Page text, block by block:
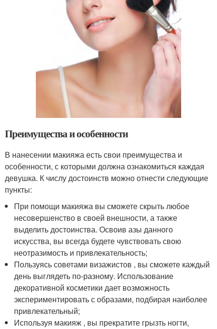
Преимущества и особенности
В нанесении макияжа есть свои преимущества и
особенности, с которыми должна ознакомиться каждая
девушка. К числу достоинств можно отнести следующие
пункты:
При помощи макияжа вы сможете скрыть любое
несовершенство в своей внешности, а также
выделить достоинства. Освоив азы данного
искусства, вы всегда будете чувствовать свою
неотразимость и привлекательность;
Пользуясь советами визажистов , вы сможете каждый
день выглядеть по-разному. Использование
декоративной косметики дает возможность
экспериментировать с образами, подбирая наиболее
привлекательный;
Используя макияж , вы прекратите грызть ногти,